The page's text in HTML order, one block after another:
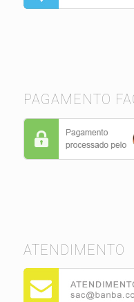
PAGAMENTO
ATENDIMENTO